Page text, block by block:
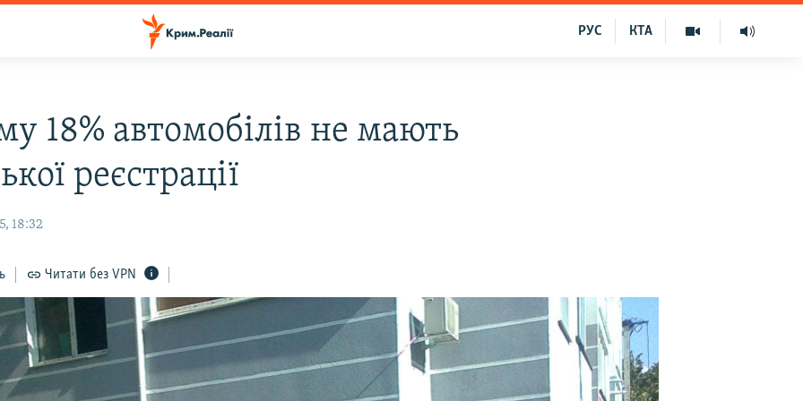
КТА
РУС
18% автомобілів не мають
реєстрації
18:32
Читати без VPN